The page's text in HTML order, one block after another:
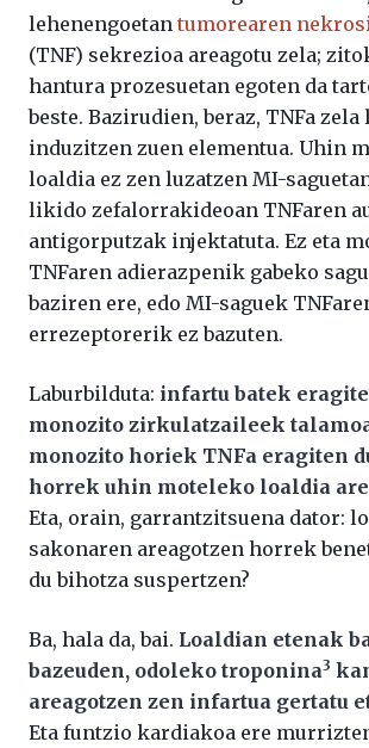
lehenengoetan tumorearen
(TNF) sekrezioa areagotu zela;
hantura prozesuetan egoten da
beste. Bazirudien, beraz, TNFa zela
induzitzen zuen elementua. Uhin
loaldia ez zen luzatzen MI-
likido zefalorrakideoan TNFaren
antigorputzak injektatuta. Ez eta
TNFaren adierazpenik gabeko
baziren ere, edo MI-saguek
errezeptorerik ez bazuten.
Laburbilduta: infartu batek
monozito zirkulatzaileek
monozito horiek TNFa eragiten
horrek uhin moteleko loaldia
Eta, orain, garrantzitsuena dator:
sakonaren areagotzen horrek
du bihotza suspertzen?
Ba, hala da, bai. Loaldian etenak
bazeuden, odoleko troponina3
areagotzen zen infartua gertatu
Eta funtzio kardiakoa ere